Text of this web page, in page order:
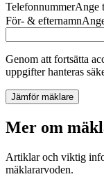
TelefonnummerAnge
För- & efternamn
Genom att fortsätta
uppgifter hanteras
Jämför mäklare
Mer om
Artiklar och viktig
mäklararvoden.